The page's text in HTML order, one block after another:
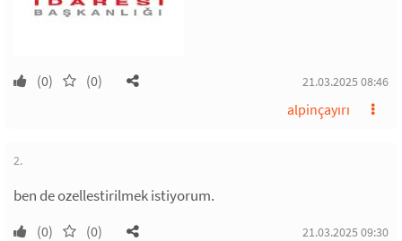
(0) (0) 21.03.2025 08:46
alpinçayırı
2.
ben de ozellestirilmek istiyorum.
(0) (0) 21.03.2025 09:30